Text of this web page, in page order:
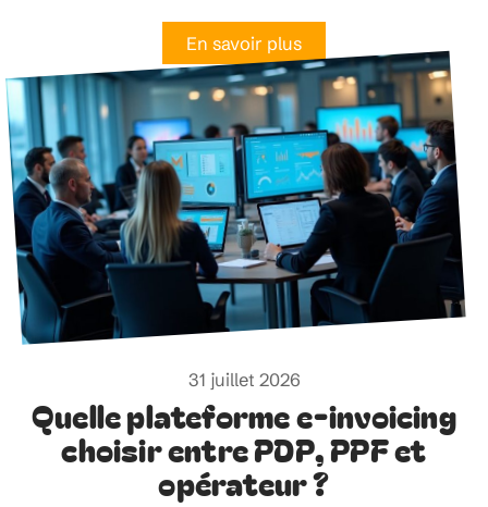
En savoir plus
31 juillet 2026
Quelle plateforme e-invoicing
choisir entre PDP, PPF et
opérateur ?